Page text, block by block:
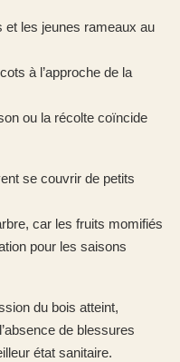
et les jeunes rameaux au
à l’approche de la
ou la récolte coïncide
se couvrir de petits
car les fruits momifiés
pour les saisons
du bois atteint,
de blessures
état sanitaire.